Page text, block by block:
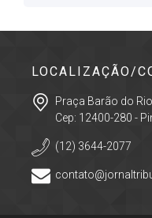
LOCALIZAÇÃO/
Praça Barão do
Cep: 12400-280 -
(12) 3644-2077